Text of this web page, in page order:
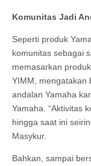
Komunitas Jadi
Seperti produk
komunitas sebagai
memasarkan
YIMM, mengatakan
andalan Yamaha
Yamaha. “Aktivitas
hingga saat ini
Masykur.
Bahkan, sampai